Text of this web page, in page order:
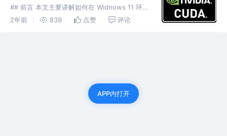
## 前言 本文主要讲解如何在 Widnows 11 环境
下的 WSL2（Ubuntu20.04）配置 CUDA 来启
2年前 839 点赞 评论
APP内打开